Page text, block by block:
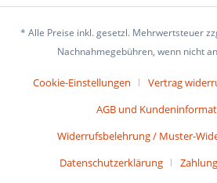
* Alle Preise inkl. gesetzl. Mehrwertsteuer
Nachnahmegebühren, wenn nicht
Cookie-Einstellungen Vertrag
AGB und
Widerrufsbelehrung / Muster-
Datenschutzerklärung